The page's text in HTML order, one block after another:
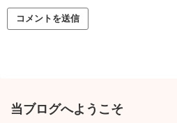
当ブログへようこそ